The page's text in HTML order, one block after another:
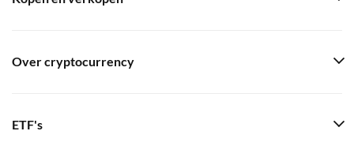
Over cryptocurrency
ETF's